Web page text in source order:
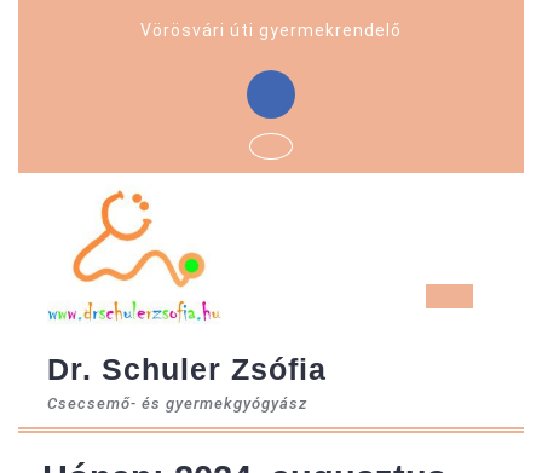
Vörösvári úti gyermekrendelő
Facebook
Dr. Schuler Zsófia
Csecsemő- és gyermekgyógyász